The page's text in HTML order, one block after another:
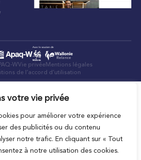
votre vie privée
pour améliorer votre expérience
des publicités ou du contenu
notre trafic. En cliquant sur « Tout
à notre utilisation des cookies.
WVie privée Mentions légales
de l’accord d’utilisation